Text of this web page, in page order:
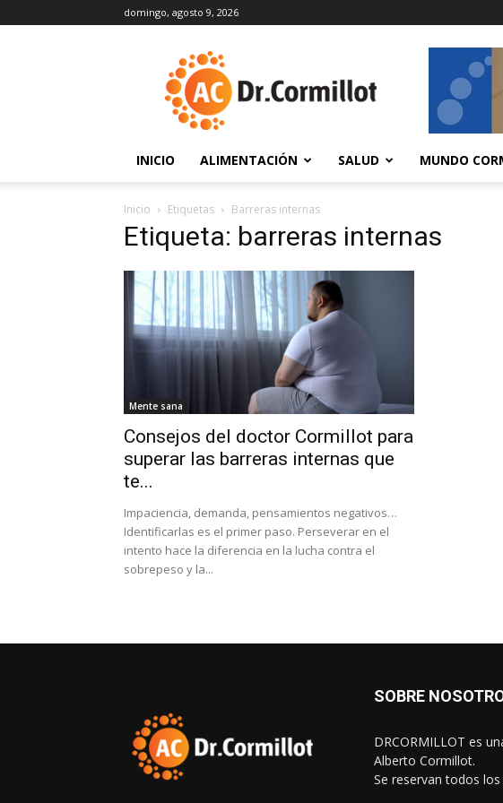
domingo, agosto 9, 2026
INICIO ALIMENTACIÓN SALUD MUNDO
Inicio Etiquetas Barreras internas
Etiqueta: barreras internas
Mente sana
Consejos del doctor Cormillot para
superar las barreras internas que
te...
Impaciencia, demanda, pensamientos negativos…
Identificarlas es el primer paso. Perseverar en el
intento hace la diferencia en la lucha contra el
sobrepeso y la...
SOBRE
DRCORMILLOT es
Alberto Cormillot.
Se reservan todos